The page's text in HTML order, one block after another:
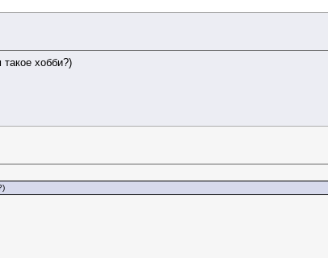
такое хобби?)